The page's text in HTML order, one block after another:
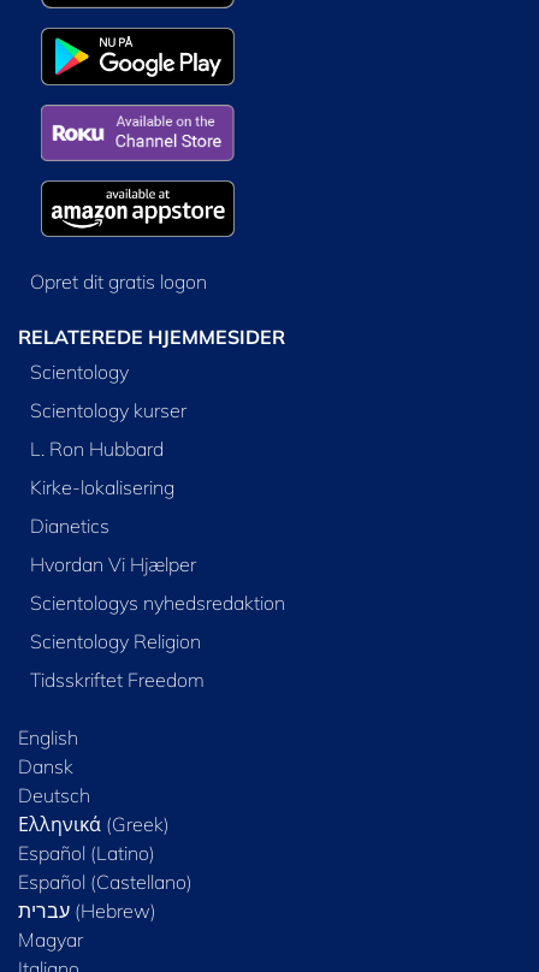
Opret dit gratis logon
RELATEREDE HJEMMESIDER
Scientology
Scientology kurser
L. Ron Hubbard
Kirke-lokalisering
Dianetics
Hvordan Vi Hjælper
Scientologys nyhedsredaktion
Scientology Religion
Tidsskriftet Freedom
English
Dansk
Deutsch
Ελληνικά (Greek)
Español (Latino)
Español (Castellano)
Magyar